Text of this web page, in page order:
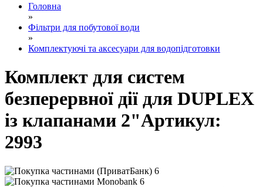
Головна
»
Фільтри для побутової води
»
Комплектуючі та аксесуари для водопідготовки
Комплект для систем
безперервної дії для DUPLEX
із клапанами 2"Артикул:
2993
6
6